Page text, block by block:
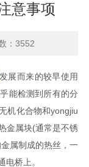
意事项
：3552
发展而来的较早使用
能检测到所有的分
机化合物和yongjiu
金属块(通常是不锈
属制成的热丝，一
桥上。